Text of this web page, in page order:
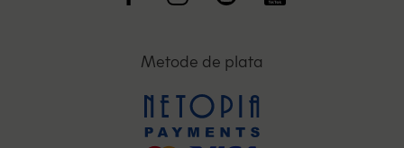
Metode de plata